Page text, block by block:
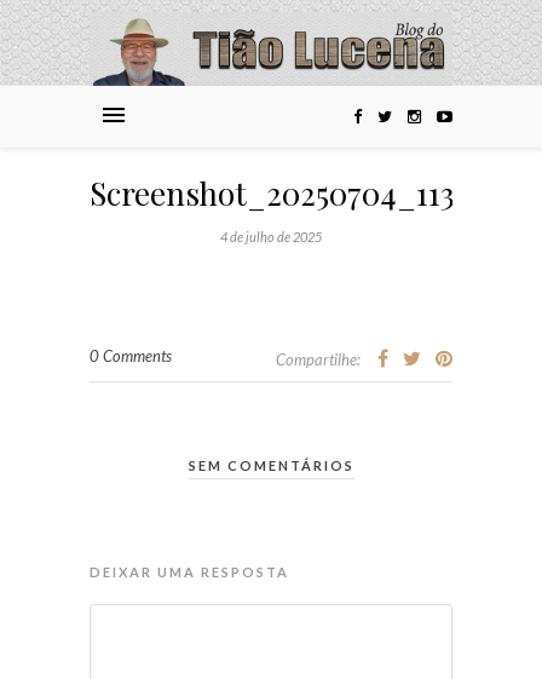
4 de julho de 2025
0 Comments Compartilhe:
SEM COMENTÁRIOS
DEIXAR UMA RESPOSTA